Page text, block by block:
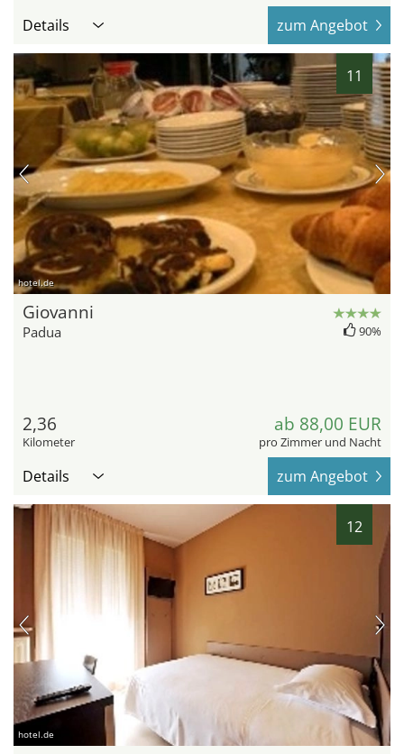
Details zum Angebot
11
hotel.de
Giovanni
Padua 90%
2,36
Kilometer
ab 88,00 EUR
pro Zimmer und Nacht
Details zum Angebot
12
hotel.de